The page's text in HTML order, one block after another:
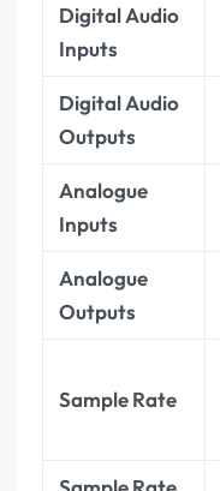
Digital Audio
Inputs
Digital Audio
Outputs
Analogue
Inputs
Analogue
Outputs
Sample Rate